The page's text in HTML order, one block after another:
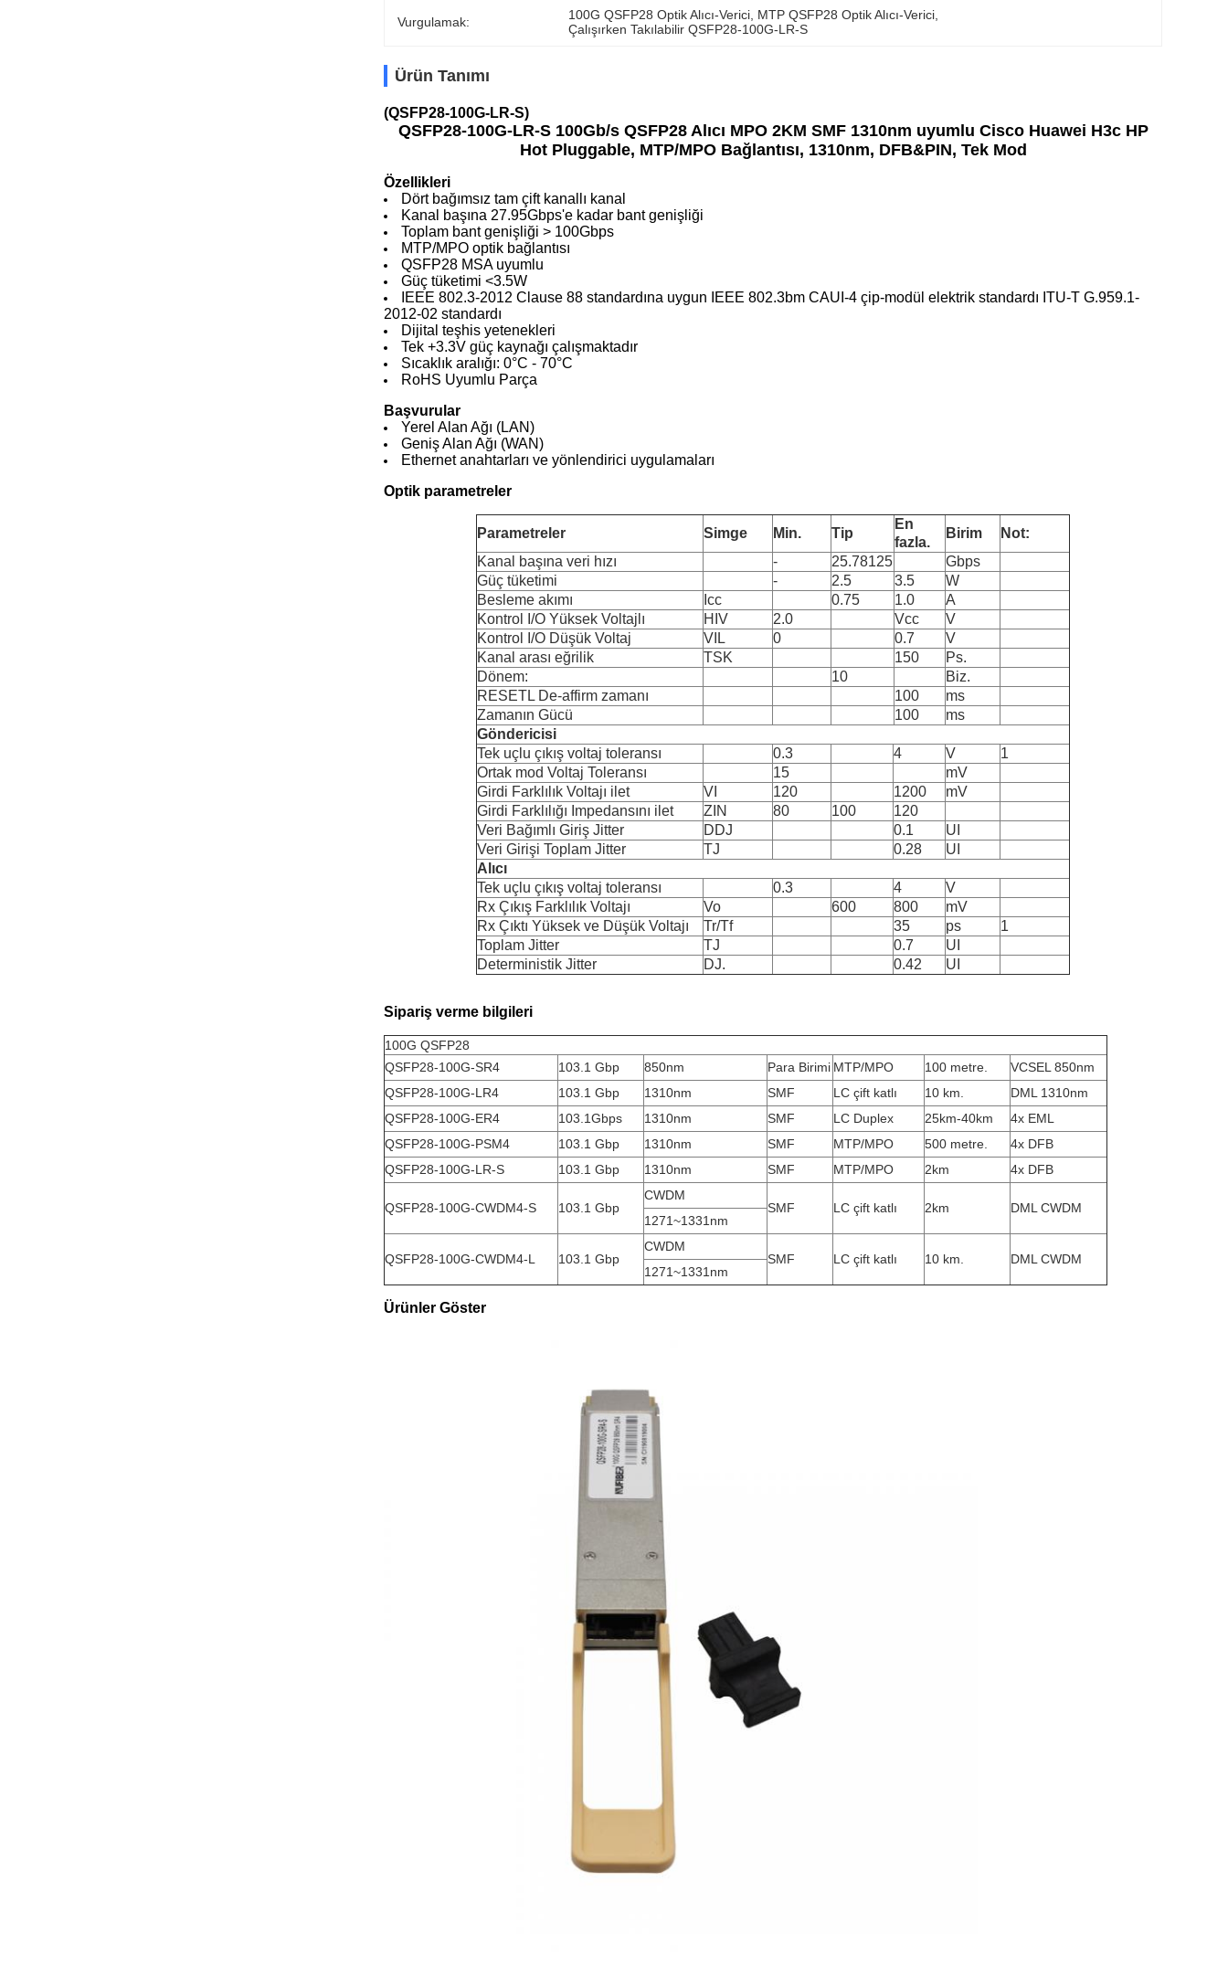
Vurgulamak: 100G QSFP28 Optik Alıcı-Verici MTP QSFP28 Optik Alıcı-Verici
Çalışırken Takılabilir QSFP28-100G-LR-S
Ürün Tanımı
(QSFP28-100G-LR-S)
QSFP28-100G-LR-S 100Gb/s QSFP28 Alıcı MPO 2KM SMF 1310nm uyumlu Cisco Huawei H3c HP
Hot Pluggable, MTP/MPO Bağlantısı, 1310nm, DFB&PIN, Tek Mod
Özellikleri
Dört bağımsız tam çift kanallı kanal
Kanal başına 27.95Gbps'e kadar bant genişliği
Toplam bant genişliği > 100Gbps
MTP/MPO optik bağlantısı
QSFP28 MSA uyumlu
Güç tüketimi <3.5W
IEEE 802.3-2012 Clause 88 standardına uygun IEEE 802.3bm CAUI-4 çip-modül elektrik standardı ITU-T G.959.1-
2012-02 standardı
Dijital teşhis yetenekleri
Tek +3.3V güç kaynağı çalışmaktadır
Sıcaklık aralığı: 0°C - 70°C
RoHS Uyumlu Parça
Başvurular
Yerel Alan Ağı (LAN)
Geniş Alan Ağı (WAN)
Ethernet anahtarları ve yönlendirici uygulamaları
Optik parametreler
Parametreler Simge Min. Tip
En
fazla.
Birim
Not:
Kanal başına veri hızı
- 25.78125
Gbps
Güç tüketimi
- 2.5 3.5
W
Besleme akımı
Icc 0.75 1.0
A
Kontrol I/O Yüksek Voltajlı
HIV 2.0 Vcc
V
Kontrol I/O Düşük Voltaj
VIL 0 0.7
V
Kanal arası eğrilik
TSK 150
Ps.
Dönem:
10
Biz.
RESETL De-affirm zamanı
100
ms
Zamanın Gücü
100
ms
Göndericisi
Tek uçlu çıkış voltaj toleransı
0.3 4 V
1
Ortak mod Voltaj Toleransı
15
mV
Girdi Farklılık Voltajı ilet
VI 120 1200
mV
Girdi Farklılığı Impedansını ilet
ZIN 80 100
120
Veri Bağımlı Giriş Jitter
DDJ 0.1
UI
Veri Girişi Toplam Jitter
TJ 0.28
UI
Alıcı
Tek uçlu çıkış voltaj toleransı
0.3 4
V
Rx Çıkış Farklılık Voltajı
Vo 600 800
mV
Rx Çıktı Yüksek ve Düşük Voltajı
Tr/Tf 35 ps
1
Toplam Jitter
TJ 0.7
UI
Deterministik Jitter
DJ. 0.42 UI
Sipariş verme bilgileri
100G QSFP28
QSFP28-100G-SR4
103.1 Gbp 850nm Para Birimi MTP/MPO 100 metre.
VCSEL 850nm
QSFP28-100G-LR4
103.1 Gbp 1310nm SMF LC çift katlı 10 km.
DML 1310nm
QSFP28-100G-ER4
103.1Gbps 1310nm SMF LC Duplex 25km-40km
4x EML
QSFP28-100G-PSM4
103.1 Gbp 1310nm SMF MTP/MPO 500 metre.
4x DFB
QSFP28-100G-LR-S
103.1 Gbp 1310nm SMF MTP/MPO 2km 4x DFB
QSFP28-100G-CWDM4-S 103.1 Gbp
CWDM
SMF
LC çift katlı 2km
DML CWDM
1271~1331nm
QSFP28-100G-CWDM4-L 103.1 Gbp
CWDM
SMF
LC çift katlı 10 km.
DML CWDM
1271~1331nm
Ürünler Göster